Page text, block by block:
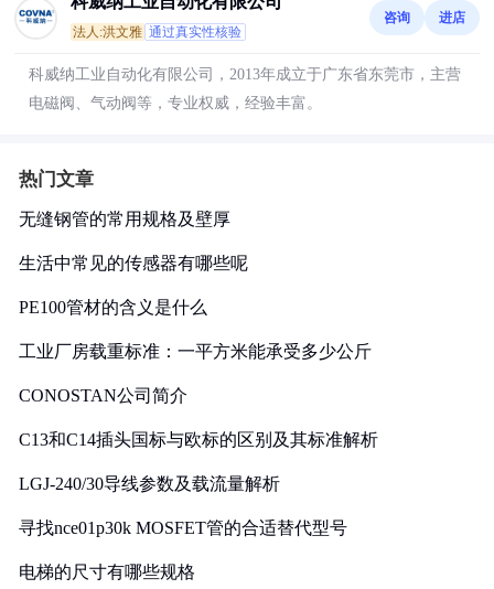
法人:洪文雅 通过真实性核验
咨询 进店
科威纳工业自动化有限公司，2013年成立于广东省东莞市，主营
电磁阀、气动阀等，专业权威，经验丰富。
热门文章
无缝钢管的常用规格及壁厚
生活中常见的传感器有哪些呢
PE100管材的含义是什么
工业厂房载重标准：一平方米能承受多少公斤
CONOSTAN公司简介
C13和C14插头国标与欧标的区别及其标准解析
LGJ-240/30导线参数及载流量解析
寻找nce01p30k MOSFET管的合适替代型号
电梯的尺寸有哪些规格